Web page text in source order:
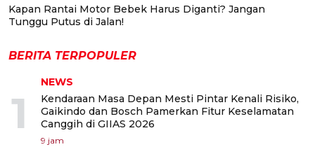
Kapan Rantai Motor Bebek Harus Diganti? Jangan
Tunggu Putus di Jalan!
BERITA TERPOPULER
1
NEWS
Kendaraan Masa Depan Mesti Pintar Kenali Risiko,
Gaikindo dan Bosch Pamerkan Fitur Keselamatan
Canggih di GIIAS 2026
9 jam